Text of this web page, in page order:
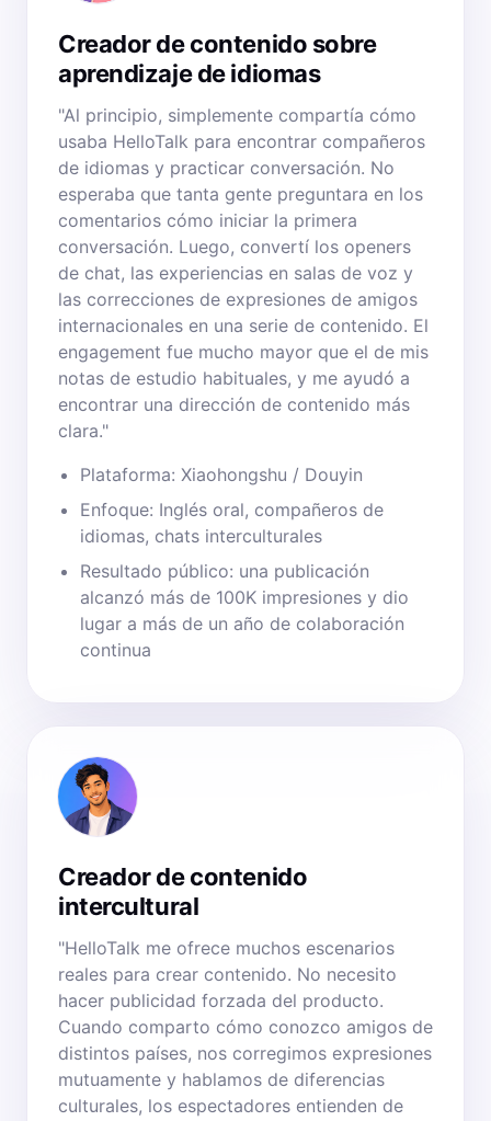
Creador de contenido sobre
aprendizaje de idiomas
"Al principio, simplemente compartía cómo
usaba HelloTalk para encontrar compañeros
de idiomas y practicar conversación. No
esperaba que tanta gente preguntara en los
comentarios cómo iniciar la primera
conversación. Luego, convertí los openers
de chat, las experiencias en salas de voz y
las correcciones de expresiones de amigos
internacionales en una serie de contenido. El
engagement fue mucho mayor que el de mis
notas de estudio habituales, y me ayudó a
encontrar una dirección de contenido más
clara."
Plataforma: Xiaohongshu / Douyin
Enfoque: Inglés oral, compañeros de
idiomas, chats interculturales
Resultado público: una publicación
alcanzó más de 100K impresiones y dio
lugar a más de un año de colaboración
continua
Creador de contenido
intercultural
"HelloTalk me ofrece muchos escenarios
reales para crear contenido. No necesito
hacer publicidad forzada del producto.
Cuando comparto cómo conozco amigos de
distintos países, nos corregimos expresiones
mutuamente y hablamos de diferencias
culturales, los espectadores entienden de